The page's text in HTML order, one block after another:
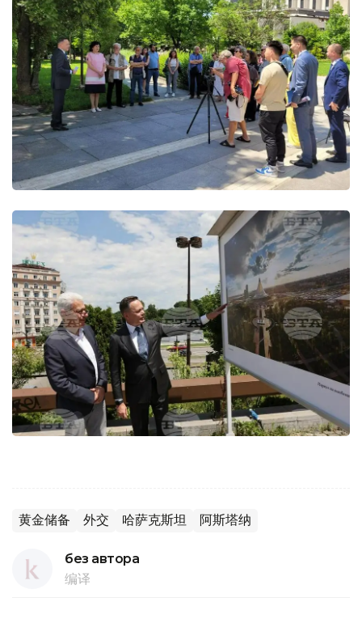
黄金储备 外交 哈萨克斯坦 阿斯塔纳
без автора
编译